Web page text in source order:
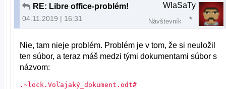
RE: Libre office-problém!
04.11.2019 | 16:31
WlaSaTy
Návštevník
Nie, tam nieje problém. Problém je v tom, že si neuložil
ten súbor, a teraz máš medzi tými dokumentami súbor s
názvom:
.~lock.Voľajaký_dokument.odt#